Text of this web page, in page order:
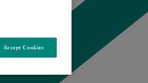
Accept Cookies